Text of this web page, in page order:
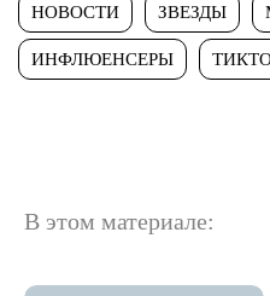
НОВОСТИ ЗВЕЗДЫ
ИНФЛЮЕНСЕРЫ
В этом материале: